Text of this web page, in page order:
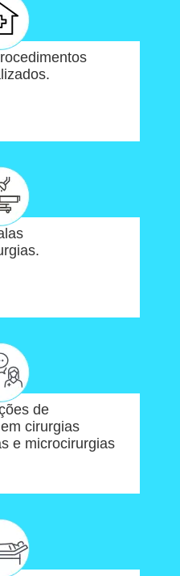
de
cirurgias
e microcirurgias